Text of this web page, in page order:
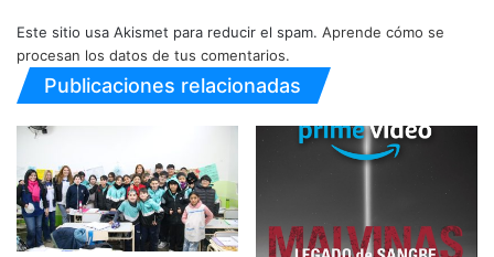
Este sitio usa Akismet para reducir el spam. Aprende cómo se
procesan los datos de tus comentarios.
Publicaciones relacionadas